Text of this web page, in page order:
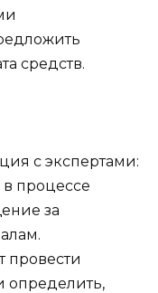
средств.
с экспертами:
процессе
за
провести
определить,